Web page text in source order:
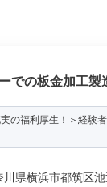
での板金加工製
実の福利厚生！＞経験
県横浜市都筑区